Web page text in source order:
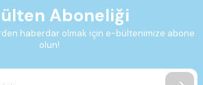
Aboneliği
haberdar olmak için e-bültenimize abone
olun!